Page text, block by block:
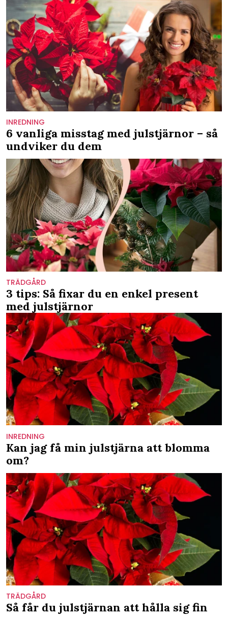
INREDNING
6 vanliga misstag med julstjärnor – så
undviker du dem
TRÄDGÅRD
3 tips: Så fixar du en enkel present
med julstjärnor
INREDNING
Kan jag få min julstjärna att blomma
om?
TRÄDGÅRD
Så får du julstjärnan att hålla sig fin